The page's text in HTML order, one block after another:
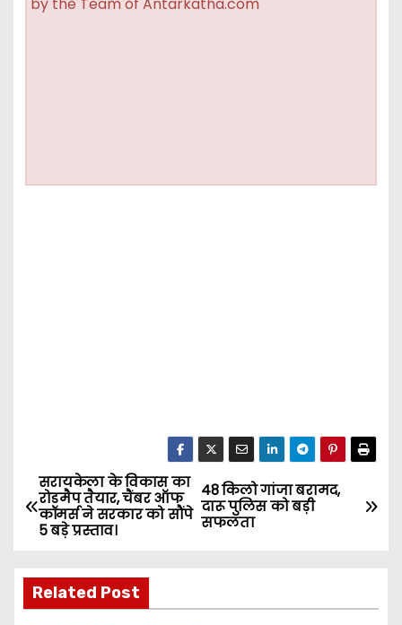
P
o
t
48 किलो गांजा बरामद,
दारू पुलिस को बड़ी
सफलता
सरायकेला के विकास का
रोडमैप तैयार, चैंबर ऑफ
कॉमर्स ने सरकार को सौंपे
5 बड़े प्रस्ताव।
Related Post